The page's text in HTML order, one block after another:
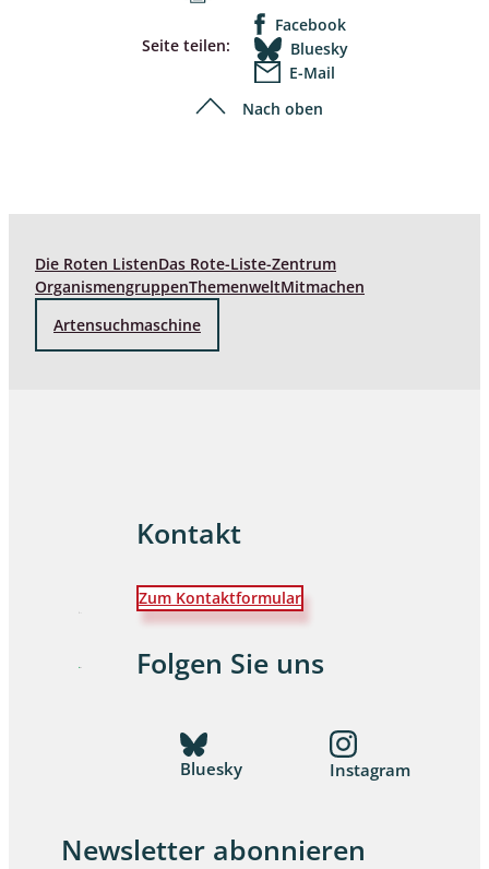
Seite teilen:
Facebook
Bluesky
E-Mail
Nach oben
Die Roten ListenDas Rote-Liste-Zentrum
OrganismengruppenThemenweltMitmachen
Artensuchmaschine
Kontakt
Zum Kontaktformular
Folgen Sie uns
Bluesky Instagram
Newsletter abonnieren